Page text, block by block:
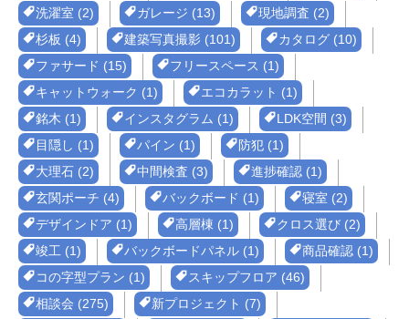
洗濯室 (2)
ガレージ (13)
現地調査 (2)
杉板 (4)
建築写真撮影 (101)
カタログ (10)
ファサード (15)
フリースペース (1)
キャットウォーク (1)
エコカラット (1)
銘木 (1)
インスタグラム (1)
LDK空間 (3)
目隠し (1)
パイン (1)
防犯 (1)
大理石 (2)
中間検査 (3)
進捗確認 (1)
玄関ポーチ (4)
バックボード (1)
寝室 (2)
デザインドア (1)
高層棟 (1)
クロス選び (2)
竣工 (1)
バックボードパネル (1)
商品確認 (1)
コの字型プラン (1)
スキップフロア (46)
相談会 (275)
新プロジェクト (7)